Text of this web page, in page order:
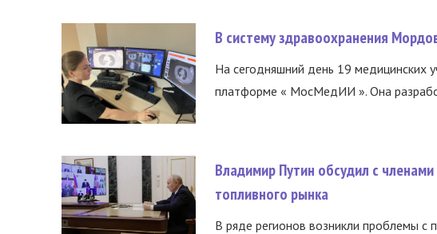
В систему здравоохранения
На сегодняшний день 19 медицинских
платформе « МосМедИИ ». Она
Владимир Путин обсудил с
топливного рынка
В ряде регионов возникли проблемы с